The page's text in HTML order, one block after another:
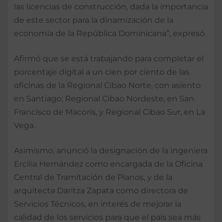
las licencias de construcción, dada la importancia
de este sector para la dinamización de la
economía de la República Dominicana”, expresó.
Afirmó que se está trabajando para completar el
porcentaje digital a un cien por ciento de las
oficinas de la Regional Cibao Norte, con asiento
en Santiago; Regional Cibao Nordeste, en San
Francisco de Macorís, y Regional Cibao Sur, en La
Vega.
Asimismo, anunció la designación de la ingeniera
Ercilia Hernández como encargada de la Oficina
Central de Tramitación de Planos, y de la
arquitecta Daritza Zapata como directora de
Servicios Técnicos, en interés de mejorar la
calidad de los servicios para que el país sea más